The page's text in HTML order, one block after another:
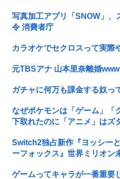
写真加工アプリ「SNOW」、
令 消費者庁
カラオケでセクロスって実際
元TBSアナ 山本里奈離婚www
ガチャに何万も課金する奴っ
なぜポケモンは「ゲーム」「
下取れたのに「アニメ」はズ
Switch2独占新作『ヨッシー
ーフォックス』世界ミリオン
ゲームってキャラが一番重要